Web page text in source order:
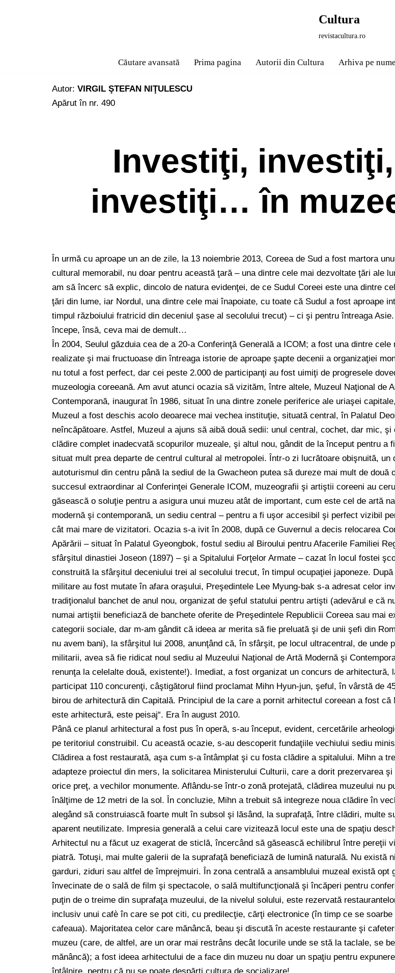
Cultura
revistacultura.ro
Căutare avansată Prima pagina Autorii din Cultura Arhiva pe
Autor: VIRGIL ŞTEFAN NIŢULESCU
Apărut în nr. 490
Investiţi, investiţi,
investiţi… în
În urmă cu aproape un an de zile, la 13 noiembrie 2013, Coreea de Sud a fost martora
cultural memorabil, nu doar pentru această ţară – una dintre cele mai dezvoltate ţări ale
am să încerc să explic, dincolo de natura evidenţei, de ce Sudul Coreei este una dintre
ţări din lume, iar Nordul, una dintre cele mai înapoiate, cu toate că Sudul a fost aproape
timpul războiului fratricid din deceniul şase al secolului trecut) – ci şi pentru întreaga
începe, însă, ceva mai de demult…
În 2004, Seulul găzduia cea de a 20-a Conferinţă Generală a ICOM; a fost una dintre cele
realizate şi mai fructuoase din întreaga istorie de aproape şapte decenii a organizaţiei
nu totul a fost perfect, dar cei peste 2.000 de participanţi au fost uimiţi de progresele
muzeologia coreeană. Am avut atunci ocazia să vizităm, între altele, Muzeul Naţional de
Contemporană, inaugurat în 1986, situat în una dintre zonele periferice ale uriaşei
Muzeul a fost deschis acolo deoarece mai vechea instituţie, situată central, în Palatul
neîncăpătoare. Astfel, Muzeul a ajuns să aibă două sedii: unul central, cochet, dar mic, şi
clădire complet inadecvată scopurilor muzeale, şi altul nou, gândit de la început pentru a
situat mult prea departe de centrul cultural al metropolei. Într-o zi lucrătoare obişnuită, un
autoturismul din centru până la sediul de la Gwacheon putea să dureze mai mult de două
succesul extraordinar al Conferinţei Generale ICOM, muzeografii şi artiştii coreeni au
găsească o soluţie pentru a asigura unui muzeu atât de important, cum este cel de artă
modernă şi contemporană, un sediu central – pentru a fi uşor accesibil şi perfect vizibil
cât mai mare de vizitatori. Ocazia s-a ivit în 2008, după ce Guvernul a decis relocarea
Apărării – situat în Palatul Gyeongbok, fostul sediu al Biroului pentru Afacerile Familiei
sfârşitul dinastiei Joseon (1897) – şi a Spitalului Forţelor Armate – cazat în locul fostei
construită la sfârşitul deceniului trei al secolului trecut, în timpul ocupaţiei japoneze.
militare au fost mutate în afara oraşului, Preşedintele Lee Myung-bak s-a adresat celor
tradiţionalul banchet de anul nou, organizat de şeful statului pentru artişti (adevărul e că
numai artiştii beneficiază de banchete oferite de Preşedintele Republicii Coreea sau mai
categorii sociale, dar m-am gândit că ideea ar merita să fie preluată şi de unii şefi din
nu avem bani), la sfârşitul lui 2008, anunţând că, în sfârşit, pe locul ultracentral, de unde
militarii, avea să fie ridicat noul sediu al Muzeului Naţional de Artă Modernă şi
renunţa la celelalte două, existente!). Imediat, a fost organizat un concurs de arhitectură,
participat 110 concurenţi, câştigătorul fiind proclamat Mihn Hyun-jun, şeful, în vârstă de
birou de arhitectură din Capitală. Principiul de la care a pornit arhitectul coreean a fost că
este arhitectură, este peisaj“. Era în august 2010.
Până ce planul arhitectural a fost pus în operă, s-au început, evident, cercetările
pe teritoriul construibil. Cu această ocazie, s-au descoperit fundaţiile vechiului sediu
Clădirea a fost restaurată, aşa cum s-a întâmplat şi cu fosta clădire a spitalului. Mihn a
adapteze proiectul din mers, la solicitarea Ministerului Culturii, care a dorit prezervarea
orice preţ, a vechilor monumente. Aflându-se într-o zonă protejată, clădirea muzeului nu
înălţime de 12 metri de la sol. În concluzie, Mihn a trebuit să integreze noua clădire în
alegând să construiască foarte mult în subsol şi lăsând, la suprafaţă, între clădiri, multe
aparent neutilizate. Impresia generală a celui care vizitează locul este una de spaţiu
Arhitectul nu a făcut uz exagerat de sticlă, încercând să găsească echilibrul între pereţii
piatră. Totuşi, mai multe galerii de la suprafaţă beneficiază de lumină naturală. Nu există
garduri, ziduri sau altfel de împrejmuiri. În zona centrală a ansamblului muzeal există opt
învecinate de o sală de film şi spectacole, o sală multifuncţională şi încăperi pentru
puţin de o treime din suprafaţa muzeului, de la nivelul solului, este rezervată
inclusiv unui cafè în care se pot citi, cu predilecţie, cărţi electronice (în timp ce se soarbe
cafeaua). Majoritatea celor care mănâncă, beau şi discută în aceste restaurante şi
muzeu (care, de altfel, are un orar mai restrâns decât locurile unde se stă la taclale, se
mănâncă); a fost ideea arhitectului de a face din muzeu nu doar un spaţiu pentru